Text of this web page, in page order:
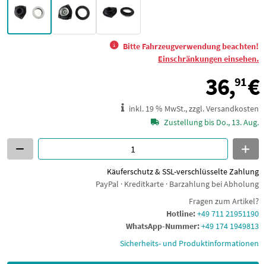
Bitte Fahrzeugverwendung beachten!
Einschränkungen einsehen.
36,91€
inkl. 19 % MwSt., zzgl. Versandkosten
Zustellung bis Do., 13. Aug.
Käuferschutz & SSL-verschlüsselte Zahlung
PayPal · Kreditkarte · Barzahlung bei Abholung
Fragen zum Artikel?
Hotline:+49 711 21951190
WhatsApp-Nummer:+49 174 1949813
Sicherheits- und Produktinformationen